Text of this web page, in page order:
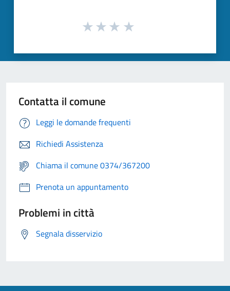
Contatta il comune
Leggi le domande frequenti
Richiedi Assistenza
Chiama il comune 0374/367200
Prenota un appuntamento
Problemi in città
Segnala disservizio